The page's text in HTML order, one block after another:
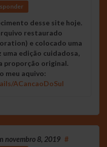
desse site hoje.
restaurado
e colocado uma
uma edição cuidadosa,
proporção original.
meu aquivo:
ACancaoDoSul
novembro 8, 2019 #